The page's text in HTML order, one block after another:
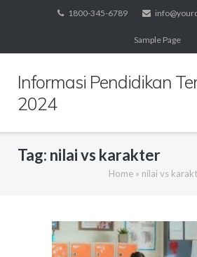
1800-345-6789
Sample Page
Informasi Pendidikan
2024
Tag: nilai vs karakter
Home» nilai vs